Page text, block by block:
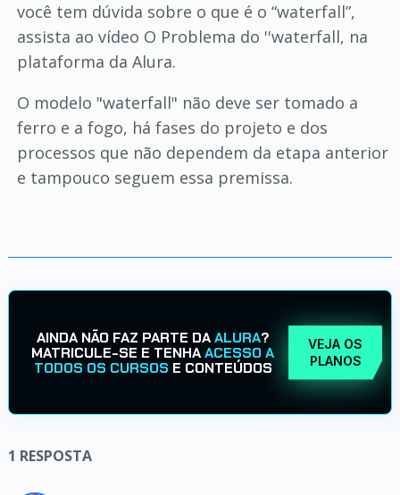
você tem dúvida sobre o que é o “waterfall”,
assista ao vídeo O Problema do ''waterfall, na
plataforma da Alura.
O modelo "waterfall" não deve ser tomado a
ferro e a fogo, há fases do projeto e dos
processos que não dependem da etapa anterior
e tampouco seguem essa premissa.
AINDA NÃO FAZ PARTE DAALURA?
MATRICULE-SE E TENHAACESSO A
TODOS OS CURSOS E CONTEÚDOS
VEJA OS
PLANOS
1 RESPOSTA